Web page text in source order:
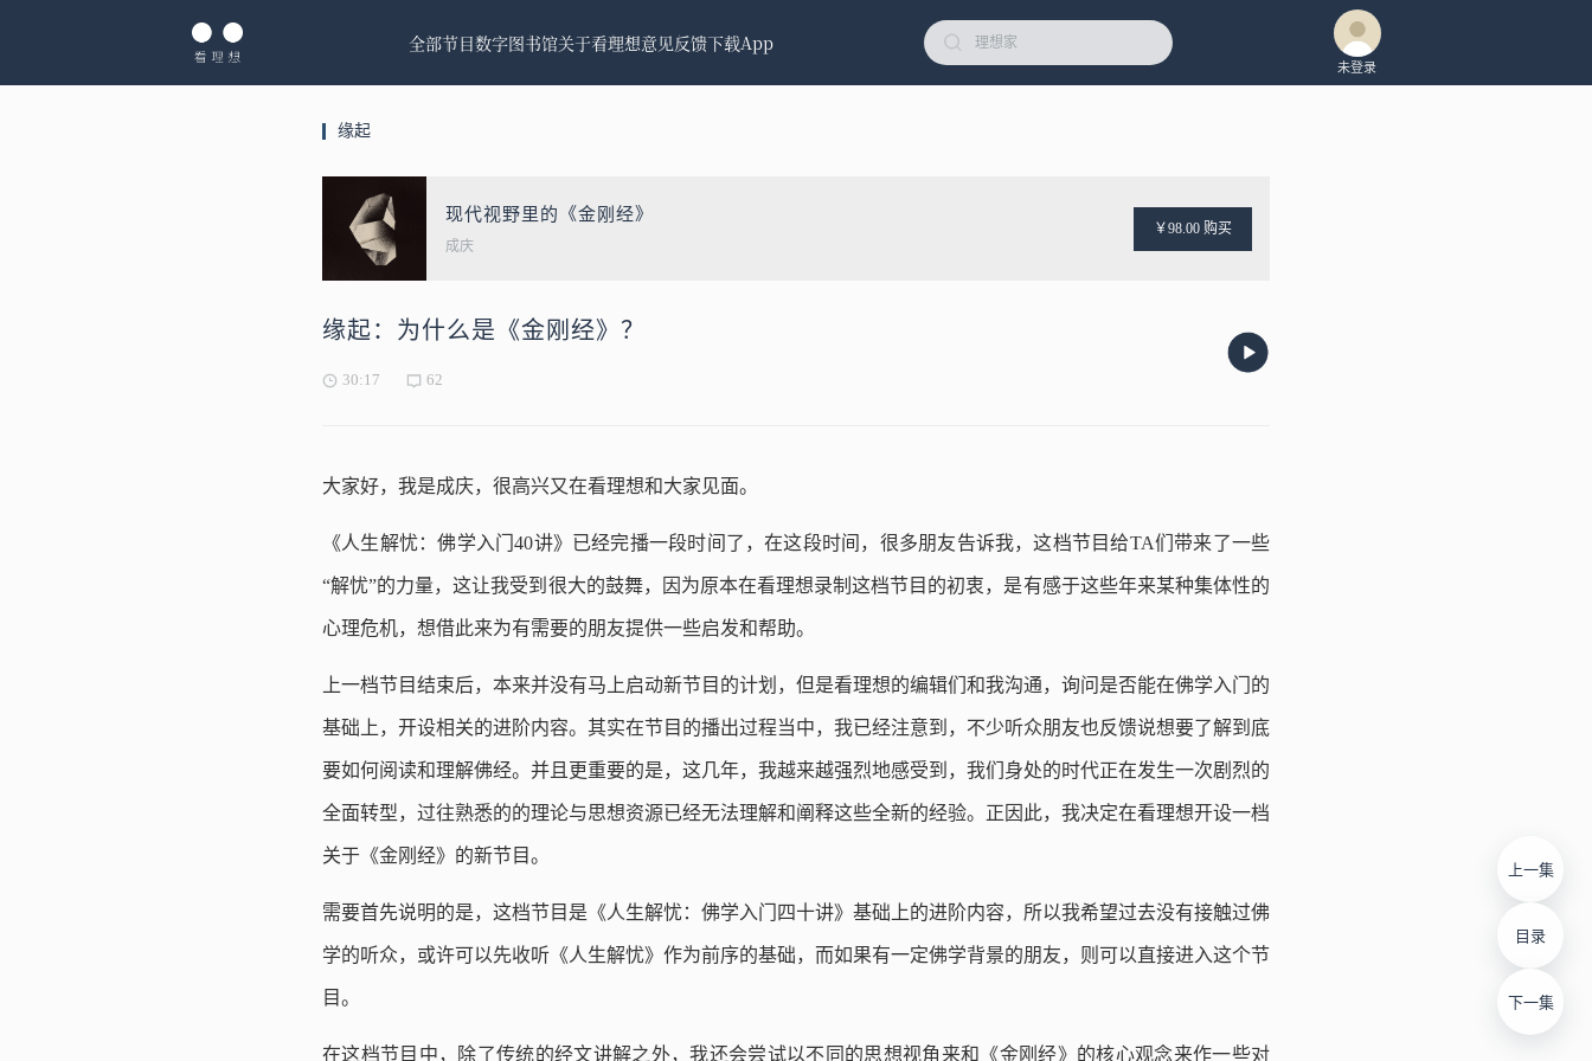
全部节目数字图书馆关于看理想意见反馈下载App
未登录
缘起
现代视野里的《金刚经》
成庆
￥98.00 购买
缘起：为什么是《金刚经》？
30:17 62
上一集
目录
下一集
大家好，我是成庆，很高兴又在看理想和大家见面。
《人生解忧：佛学入门40讲》已经完播一段时间了，在这段时间，很多朋友告诉我，这档节目给TA们带来了一些
“解忧”的力量，这让我受到很大的鼓舞，因为原本在看理想录制这档节目的初衷，是有感于这些年来某种集体性的
心理危机，想借此来为有需要的朋友提供一些启发和帮助。
上一档节目结束后，本来并没有马上启动新节目的计划，但是看理想的编辑们和我沟通，询问是否能在佛学入门的
基础上，开设相关的进阶内容。其实在节目的播出过程当中，我已经注意到，不少听众朋友也反馈说想要了解到底
要如何阅读和理解佛经。并且更重要的是，这几年，我越来越强烈地感受到，我们身处的时代正在发生一次剧烈的
全面转型，过往熟悉的的理论与思想资源已经无法理解和阐释这些全新的经验。正因此，我决定在看理想开设一档
关于《金刚经》的新节目。
需要首先说明的是，这档节目是《人生解忧：佛学入门四十讲》基础上的进阶内容，所以我希望过去没有接触过佛
学的听众，或许可以先收听《人生解忧》作为前序的基础，而如果有一定佛学背景的朋友，则可以直接进入这个节
目。
在这档节目中，除了传统的经文讲解之外，我还会尝试以不同的思想视角来和《金刚经》的核心观念来作一些对